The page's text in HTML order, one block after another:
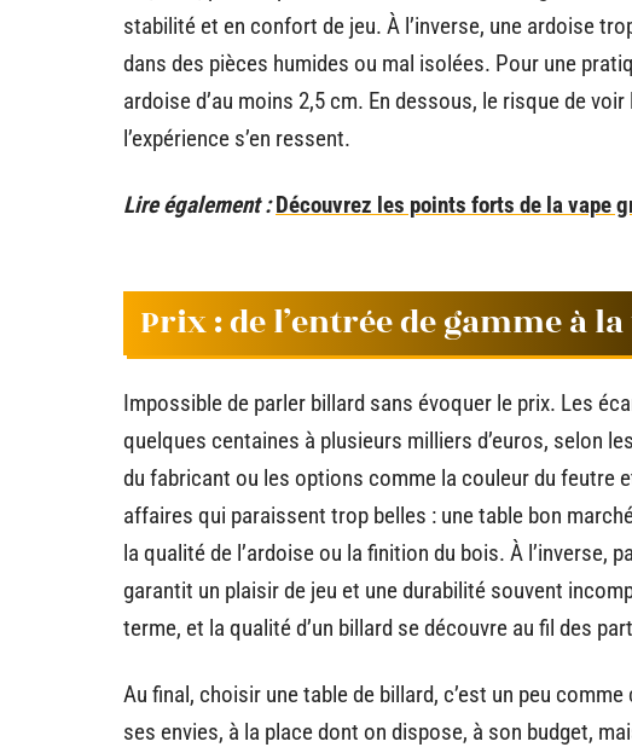
stabilité et en confort de jeu. À l’inverse, une ardoise
dans des pièces humides ou mal isolées. Pour une
ardoise d’au moins 2,5 cm. En dessous, le risque de
l’expérience s’en ressent.
Lire également : Découvrez les points forts de la vape
Prix : de l’entrée de gamme à
Impossible de parler billard sans évoquer le prix. Les
quelques centaines à plusieurs milliers d’euros, selon
du fabricant ou les options comme la couleur du feutre
affaires qui paraissent trop belles : une table bon
la qualité de l’ardoise ou la finition du bois. À l’inverse,
garantit un plaisir de jeu et une durabilité souvent
terme, et la qualité d’un billard se découvre au fil des
Au final, choisir une table de billard, c’est un peu
ses envies, à la place dont on dispose, à son budget,